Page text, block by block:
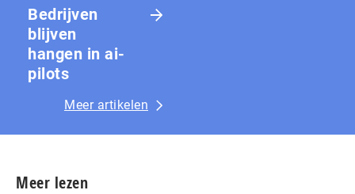
Bedrijven
blijven
hangen in ai-
pilots
Meer artikelen
Meer lezen